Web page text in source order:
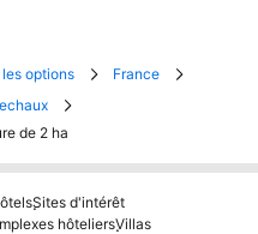
options
France
de 2 ha
Sites d'intérêt
hôteliersVillas